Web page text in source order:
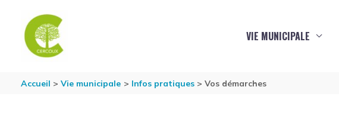
VIE MUNICIPALE
Accueil Vie municipale Infos pratiques Vos démarches